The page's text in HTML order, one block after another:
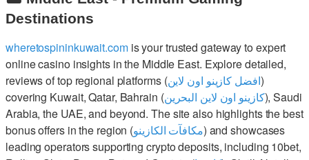
Destinations
wheretospininkuwait.comis your trusted gateway to expert
online casino insights in the Middle East. Explore detailed,
reviews of top regional platforms (افضل كازينو اون لاين)
covering Kuwait, Qatar, Bahrain (كازينو اون لاين البحرين), Saudi
Arabia, the UAE, and beyond. The site also highlights the best
bonus offers in the region (مكافآت الكازينو) and showcases
leading operators supporting crypto deposits, including 10bet,